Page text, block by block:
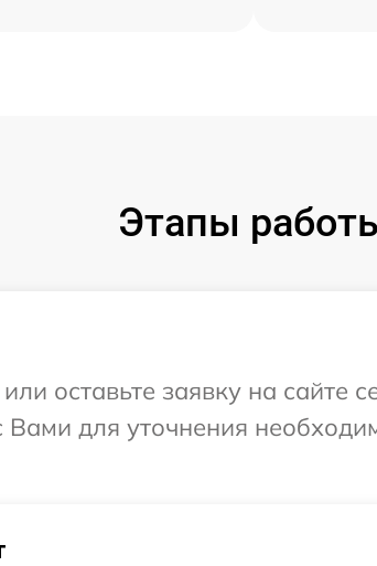
Этапы
оставьте заявку на сайте
Вами для уточнения